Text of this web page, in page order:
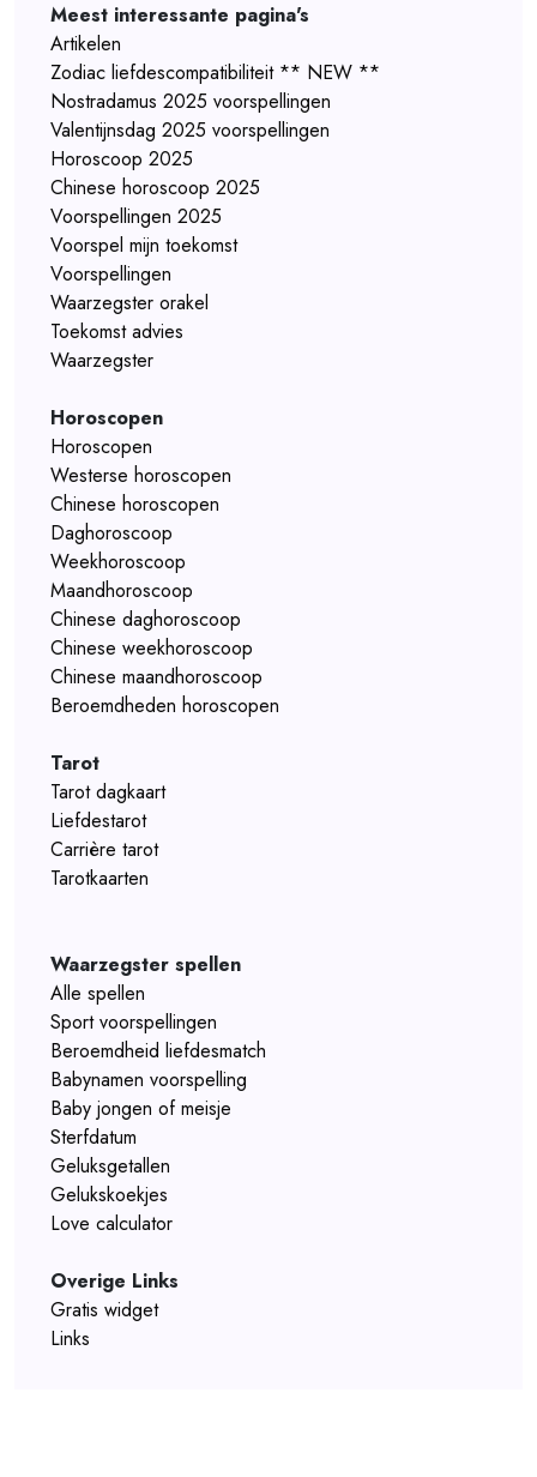
Meest interessante pagina's
Artikelen
Zodiac liefdescompatibiliteit ** NEW **
Nostradamus 2025 voorspellingen
Valentijnsdag 2025 voorspellingen
Horoscoop 2025
Chinese horoscoop 2025
Voorspellingen 2025
Voorspel mijn toekomst
Voorspellingen
Waarzegster orakel
Toekomst advies
Waarzegster
Horoscopen
Horoscopen
Westerse horoscopen
Chinese horoscopen
Daghoroscoop
Weekhoroscoop
Maandhoroscoop
Chinese daghoroscoop
Chinese weekhoroscoop
Chinese maandhoroscoop
Beroemdheden horoscopen
Tarot
Tarot dagkaart
Liefdestarot
Carrière tarot
Tarotkaarten
Waarzegster spellen
Alle spellen
Sport voorspellingen
Beroemdheid liefdesmatch
Babynamen voorspelling
Baby jongen of meisje
Sterfdatum
Geluksgetallen
Gelukskoekjes
Love calculator
Overige Links
Gratis widget
Links